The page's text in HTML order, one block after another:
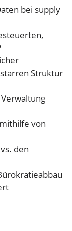
bei supply
Struktur
von
den